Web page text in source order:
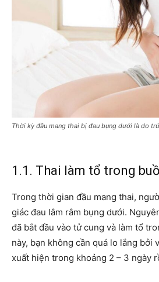
Thời kỳ đầu mang thai bị đau bụng dưới là do
1.1. Thai làm tổ trong
Trong thời gian đầu mang thai,
giác đau lâm râm bụng dưới.
đã bắt đầu vào tử cung và làm tổ
này, bạn không cần quá lo lắng bởi
xuất hiện trong khoảng 2 – 3 ngày